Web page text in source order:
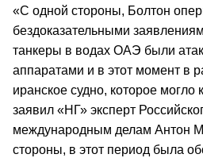
«C одной стороны, Болтон
бездоказательными
танкеры в водах ОАЭ были
аппаратами и в этот момент в
иранское судно, которое могло
заявил «НГ» эксперт
международным делам Антон
стороны, в этот период была